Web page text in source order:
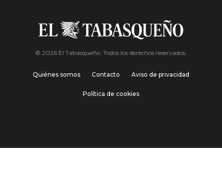
© 2026 El Tabasqueño. Todos los derechos reservados.
Quiénes somos Contacto Aviso de privacidad
Política de cookies